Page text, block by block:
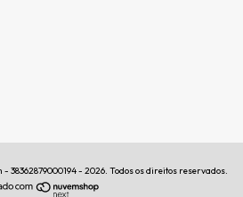
38362879000194 - 2026. Todos os direitos reservados.